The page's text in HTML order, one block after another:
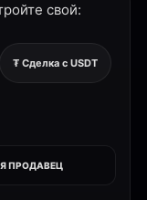
свой:
₮ Сделка с USDT
Я ПРОДАВЕЦ